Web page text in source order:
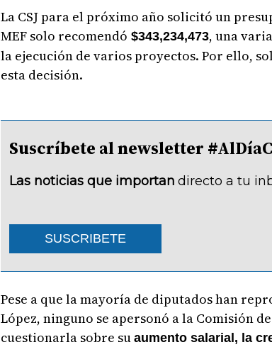
La CSJ para el próximo año solicitó un
MEF solo recomendó $343,234,473, una
la ejecución de varios proyectos. Por ello,
esta decisión.
Suscríbete al newsletter
Las noticias que importan directo a tu
SUSCRIBETE
Pese a que la mayoría de diputados han
López, ninguno se apersonó a la Comisión
cuestionarla sobre su aumento salarial, la